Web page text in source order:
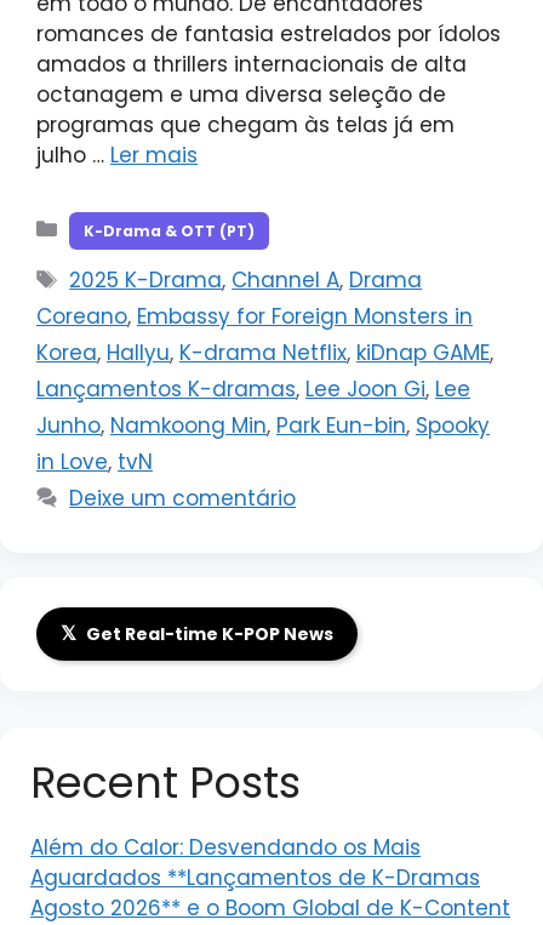
romances de fantasia estrelados por ídolos
amados a thrillers internacionais de alta
octanagem e uma diversa seleção de
programas que chegam às telas já em
julho … Ler mais
Categorias
K-Drama & OTT (PT)
Tags
2025 K-Drama, Channel A, Drama
Coreano, Embassy for Foreign Monsters in
Korea, Hallyu, K-drama Netflix, kiDnap GAME,
Lançamentos K-dramas, Lee Joon Gi, Lee
Junho, Namkoong Min, Park Eun-bin, Spooky
in Love, tvN
Deixe um comentário
𝕏 Get Real-time K-POP News
Recent Posts
Além do Calor: Desvendando os Mais
Aguardados **Lançamentos de K-Dramas
Agosto 2026** e o Boom Global de K-Content